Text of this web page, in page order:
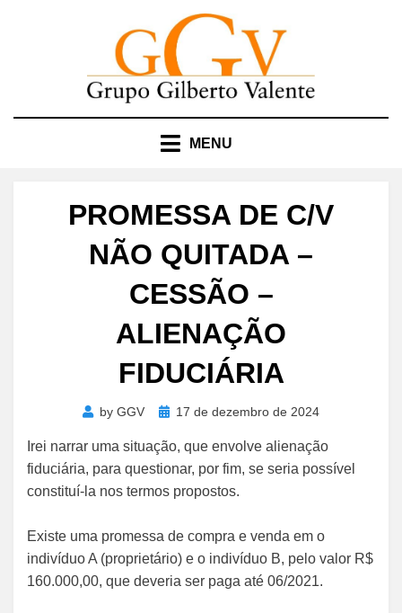
MENU
PROMESSA DE C/V
NÃO QUITADA –
CESSÃO –
ALIENAÇÃO
FIDUCIÁRIA
by GGV
Posted17 de dezembro de 2024
Irei narrar uma situação, que envolve alienação
fiduciária, para questionar, por fim, se seria possível
constituí-la nos termos propostos.
Existe uma promessa de compra e venda em o
indivíduo A (proprietário) e o indivíduo B, pelo valor R$
160.000,00, que deveria ser paga até 06/2021.